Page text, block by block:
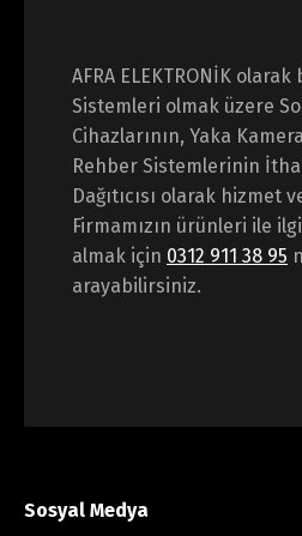
AFRA ELEKTRONİK olarak
Sistemleri olmak üzere
Cihazlarının, Yaka
Rehber Sistemlerinin
Dağıtıcısı olarak hizmet
Firmamızın ürünleri ile
almak için 0312 911 38 95
arayabilirsiniz.
Sosyal Medya